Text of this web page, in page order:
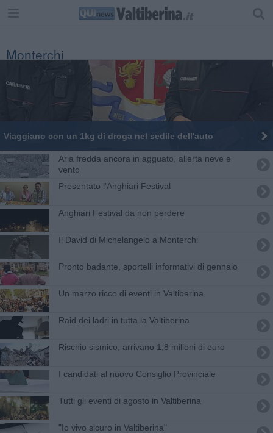
Monterchi
Viaggiano con un 1kg di droga nel sedile dell'auto
Aria fredda ancora in agguato, allerta neve e
vento
Presentato l'Anghiari Festival
Anghiari Festival da non perdere
Il David di Michelangelo a Monterchi
​Pronto badante, sportelli informativi di gennaio
Un marzo ricco di eventi in Valtiberina
Raid dei ladri in tutta la Valtiberina
Rischio sismico, arrivano 1,8 milioni di euro
I candidati al nuovo Consiglio Provinciale
Tutti gli eventi di agosto in Valtiberina
"Io vivo sicuro in Valtiberina"